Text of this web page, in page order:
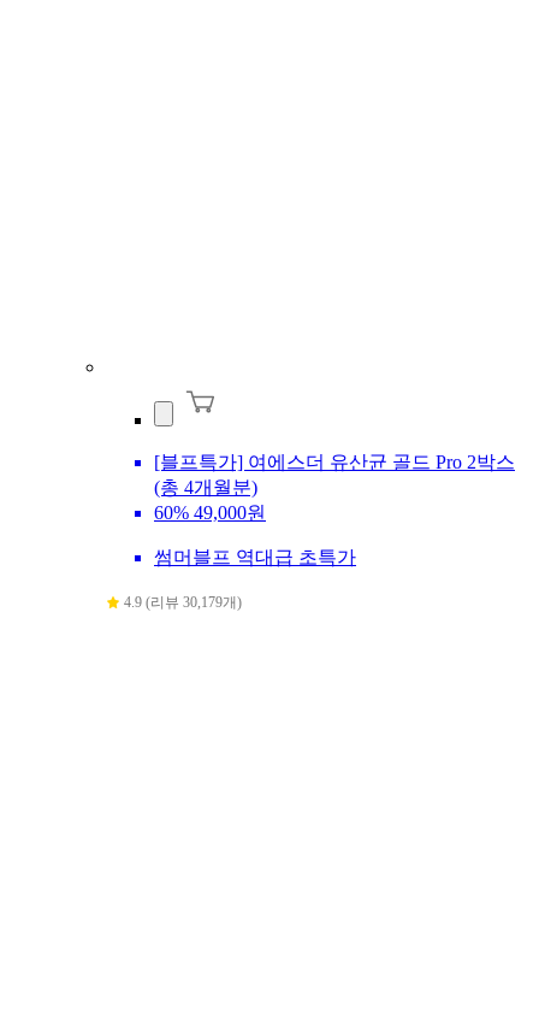
[블프특가] 여에스더 유산균 골드 Pro 2박스
(총 4개월분)
60% 49,000원
썸머블프 역대급 초특가
4.9 (리뷰 30,179개)